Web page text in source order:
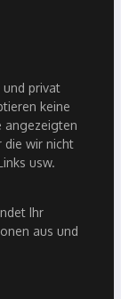
und privat
keine
angezeigten
die wir nicht
usw.
Ihr
aus und